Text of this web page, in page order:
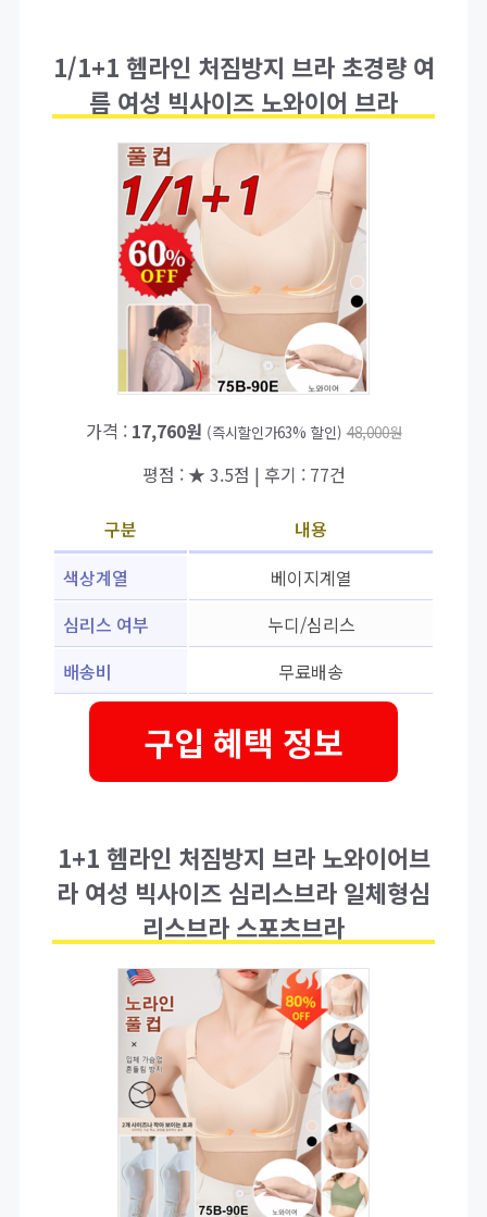
1/1+1 헴라인 처짐방지 브라 초경량 여
름 여성 빅사이즈 노와이어 브라
가격 : 17,760원 (즉시할인가63% 할인) 48,000원
평점 : ★ 3.5점 | 후기 : 77건
구분
내용
색상계열
베이지계열
심리스 여부
누디/심리스
배송비
무료배송
구입 혜택 정보
1+1 헴라인 처짐방지 브라 노와이어브
라 여성 빅사이즈 심리스브라 일체형심
리스브라 스포츠브라